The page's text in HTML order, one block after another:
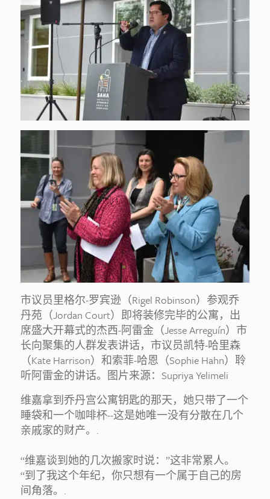
市议员里格尔-罗宾逊（Rigel Robinson）参观乔
丹苑（Jordan Court）即将装修完毕的公寓，出
席盛大开幕式的杰西-阿雷金（Jesse Arreguín）市
长向聚集的人群发表讲话，市议员凯特-哈里森
（Kate Harrison）和索菲-哈恩（Sophie Hahn）聆
听阿雷金的讲话。图片来源：Supriya Yelimeli
维嘉拿到乔丹宫公寓钥匙的那天，她只带了一个
睡袋和一个咖啡杯--这是她唯一没有分散在几个
亲戚家的财产。.
“维嘉谈到她的几次搬家时说：”这非常累人。
“到了我这个年纪，你只想有一个属于自己的房
间角落。.